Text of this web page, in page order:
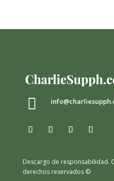

Descargo de responsabilidad.
derechos reservados ©